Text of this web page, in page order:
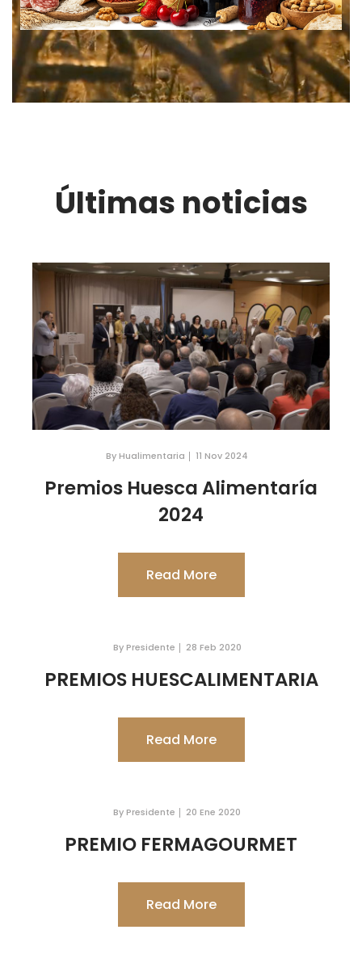
Últimas noticias
By Hualimentaria 11 Nov 2024
Premios Huesca Alimentaría
2024
Read More
By Presidente 28 Feb 2020
PREMIOS HUESCALIMENTARIA
Read More
By Presidente 20 Ene 2020
PREMIO FERMAGOURMET
Read More